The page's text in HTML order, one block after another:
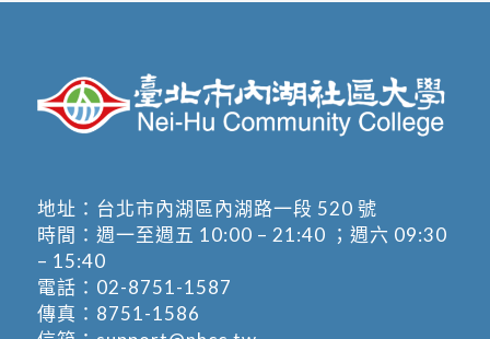
地址： 台北市內湖區內湖路一段 520 號
時間：週一至週五 10:00 – 21:40 ；週六 09:30
– 15:40
電話： 02-8751-1587
傳真：8751-1586